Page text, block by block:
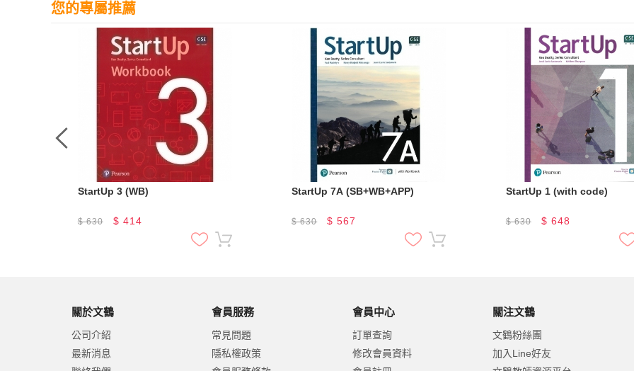
您的專屬推薦
StartUp 3 (WB)
$630 $ 414
StartUp 7A (SB+WB+APP)
$630 $567
StartUp 1 (with code)
$630 $ 648
關於文鶴
公司介紹
最新消息
會員服務
常見問題
隱私權政策
會員中心
訂單查詢
修改會員資料
關注文鶴
文鶴粉絲團
加入Line好友